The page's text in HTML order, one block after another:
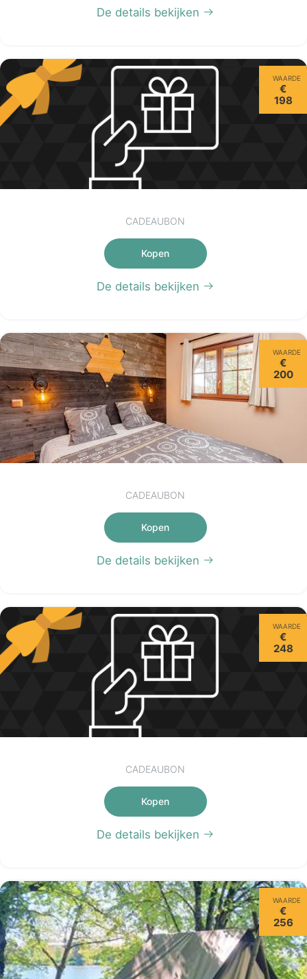
De details bekijken
WAARDE
€
198
CADEAUBON
Kopen
De details bekijken
WAARDE
€
200
CADEAUBON
Kopen
De details bekijken
WAARDE
€
248
CADEAUBON
Kopen
De details bekijken
WAARDE
€
256